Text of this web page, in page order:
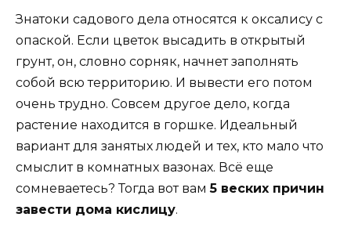
Знатоки садового дела относятся к оксалису с
опаской. Если цветок высадить в открытый
грунт, он, словно сорняк, начнет заполнять
собой всю территорию. И вывести его потом
очень трудно. Совсем другое дело, когда
растение находится в горшке. Идеальный
вариант для занятых людей и тех, кто мало что
смыслит в комнатных вазонах. Всё еще
сомневаетесь? Тогда вот вам5 веских причин
завести дома кислицу.